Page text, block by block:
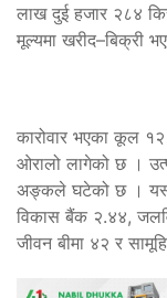
लाख दुई हजार २८४
मूल्यमा खरीद–बिक्री
कारोवार भएका कूल
ओरालो लागेको छ ।
अङ्कले घटेको छ ।
विकास बैंक २.४४,
जीवन बीमा ४२ र